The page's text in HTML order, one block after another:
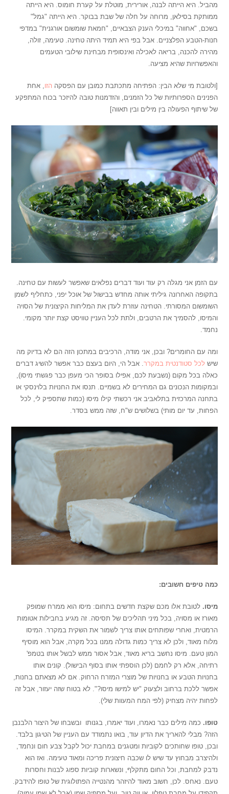
מהביל. היא הייתה לבנה, אורירית, מוטלת על קערת חומוס. היא הייתה
ממותקת בסילאן, מרוחה על חלה של שבת בבוקר. היא הייתה "גמל"
בשכם, "אחווה" במיכלי הענק הצבאיים, "חמאת שומשום אורגנית" במדפי
חנות-הטבע הפלצניים. אבל בפי היא תמיד היתה טחינה. טעימה, זולה,
מהירה להכנה, בריאה לאכילה ואינסופית מבחינת שילובי הטעמים
והאפשרויות שהיא מציעה.
[ולטובת מי שלא הבין: הפתיחה מתכתבת כמובן עם הפסקההזו , אחת
הפנינים הספרותיות של כל הזמנים, והזדמנות טובה להיזכר בכוח המתפקע
של שיתוף הפעולה בין מילים ובין תאווה]
עם הזמן אני מגלה רק עוד ועוד דברים נפלאים שאפשר לעשות עם טחינה.
בתקופה האחרונה גיליתי אותה מחדש בבישול של אוכל יפני, כתחליף לשמן
השומשום המסורתי. הטחינה עוזרת לעדן את המליחות הקיצונית של הסויה
והמיסו, להסמיך את הרטבים, ולתת לכל העניין טוויסט קצת יותר מקומי.
נחמד.
ומה עם החומרים? ובכן, אני מודה, הרכיבים במתכון הזה הם לא בדיוק מה
שישלכל סטודנטית במקרר. אבל הי, היום בעצם כבר אפשר להשיג דברים
כאלה בכל מקום (נשבעת לכם, אפילו בסופר הכי מעפן כבר פגשתי מיסו),
ובמקומות הנכונים גם המחירים לא בשמיים. תנסו את החנויות בלוינסקי או
בתחנה המרכזית בתלאביב אני רכשתי קילו מיסו (כמות שתספיק לי, לכל
הפחות, עד יום מותי) בשלושים ש"ח, שזה ממש בסדר.
כמה טיפים חשובים:
מיסו.לטובת אלו מכם שקצת חדשים בתחום: מיסו הוא ממרח שמופק
מאורז או מסויה, בכל מיני תהליכים של תסיסה. זה מגיע בחבילות אטומות
הרמטית, ואחרי שפותחים אותו צריך לשמור את השקית במקרר. המיסו
מלוח מאוד, ולכן לא צריך כמות גדולה ממנו בכל מקרה, אבל הוא מוסיף
המון טעם. מיסו נחשב בריא מאוד, אבל אסור ממש לבשל אותו בטמפ'
רתיחה, אלא רק לחמם (לכן הוספתי אותו בסוף הבישול). קונים אותו
בחנויות הטבע או בחנויות של מוצרי המזרח הרחוק. אם לא מצאתם בחנות,
אפשר ללכת ברחוב ולצעוק "יש למישו מיסו?". לא בטוח שזה יעזור, אבל זה
לפחות יהיה מצחיק (לפי המח המעוות שלי).
טופו. כמה מילים כבר נאמרו, ועוד יאמרו, בגנותו ובשבחו של היצור הלבנבן
הזה? מבלי להאריך את הדיון עוד, בואו נתמודד עם העניין של הטיגון בלבד.
ובכן, טופו שחותכים לקוביות ומטגנים במחבת יכול לקבל צבע חום ונחמד,
ולהיצרב מבחוץ עד שיש לו שכבה חיצונית פריכה ומאוד טעימה. ואז הוא
נדבק למחבת, וכל החום מתקלף, ונשארות קוביות ספוג לבנות וחסרות
טעם. נאחס. לכן, חשוב מאוד להיזהר מהנטייה הפתולוגית של טופו להידבק.